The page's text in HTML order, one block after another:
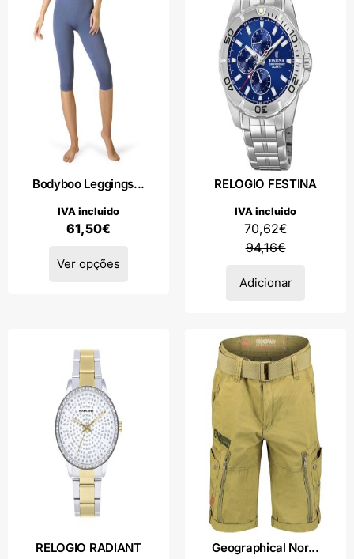
Bodyboo Leggings...
61,50€
IVA incluido
Ver opções
RELOGIO FESTINA
94,16€
70,62€
IVA incluido
Adicionar
RELOGIO RADIANT Geographical Nor...